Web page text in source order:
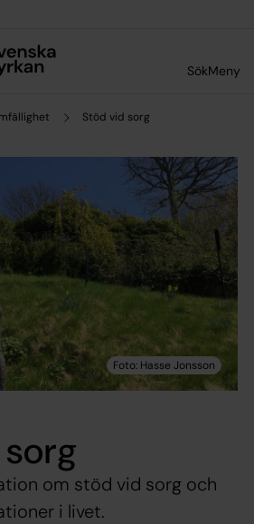
SökMeny
Stöd vid sorg
om stöd vid sorg och
i livet.